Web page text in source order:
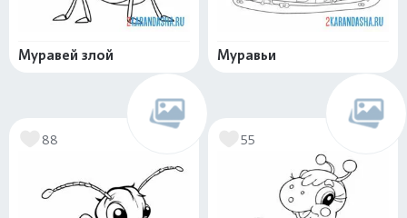
Муравей злой Муравьи
88 55